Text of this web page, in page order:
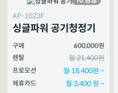
AP-1023F
싱글파워 공기청정기
구매
600,000원
렌탈
월 21,400원
프로모션 월 18,400원 ~
제휴카드 월 3,400 원 ~